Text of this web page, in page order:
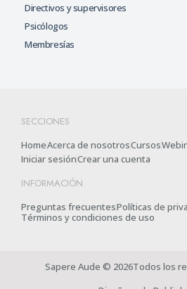
Directivos y supervisores
Psicólogos
Membresías
SECCIONES
HomeAcerca de nosotrosCursos
Iniciar sesiónCrear una cuenta
INFORMACIÓN
Preguntas frecuentesPolíticas de
Términos y condiciones de uso
Sapere Aude © 2026Todos los